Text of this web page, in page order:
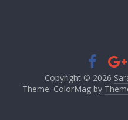
Copyright © 2026
Theme: ColorMag by